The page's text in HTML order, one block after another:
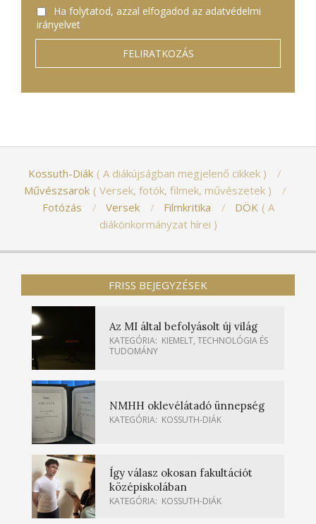
Ha folytatod, azzal elfogadod az adatvédelmi
irányelvet
Kossuth-Diák
A diákújságban megjelenő cikkek
Művészsarok
Versek, fotók, filmek, művészetek
Fotózás
Versek Filmkritika DÖK
A
diákönkormányzat hírei
FRISS BEJEGYZÉSEK
Az MI által befolyásolt új világ
KATEGÓRIA: KIEMELT, TECHNOLÓGIA ÉS
TUDOMÁNY
NMHH oklevélátadó ünnepség
KATEGÓRIA: KOSSUTH-DIÁK
Így válasz okosan fakultációt
középiskolában
KATEGÓRIA: KOSSUTH-DIÁK